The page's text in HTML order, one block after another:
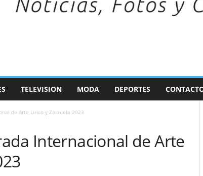
TELEVISION MODA DEPORTES
de Arte Lirico y Zarzuela 2023
Internacional de Arte